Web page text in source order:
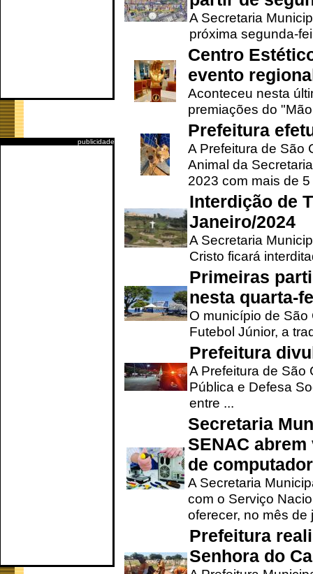
publicidade
A Secretaria
próxima segunda-
Centro
evento
Aconteceu nesta
premiações do
Prefeitura
A Prefeitura de São
Animal da
2023 com mais de 5
Interdição de
Janeiro/2024
A Secretaria
Cristo ficará
Primeiras
nesta quarta-
O município de
Futebol Júnior, a
Prefeitura
A Prefeitura de São
Pública e Defesa
entre ...
Secretaria
SENAC
de
A Secretaria
com o Serviço
oferecer, no mês de
Prefeitura
Senhora do